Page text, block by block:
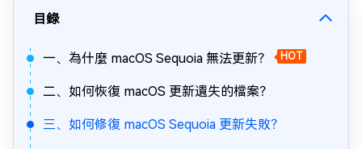
目錄
一、為什麼 macOS Sequoia 無法更新？ HOT
二、如何恢復 macOS 更新遺失的檔案？
三、如何修復 macOS Sequoia 更新失敗？